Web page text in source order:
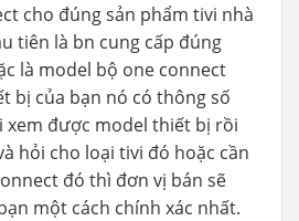
cho đúng sản phẩm tivi nhà
tiên là bn cung cấp đúng
là model bộ one connect
bị của bạn nó có thông số
xem được model thiết bị rồi
hỏi cho loại tivi đó hoặc cần
đó thì đơn vị bán sẽ
một cách chính xác nhất.